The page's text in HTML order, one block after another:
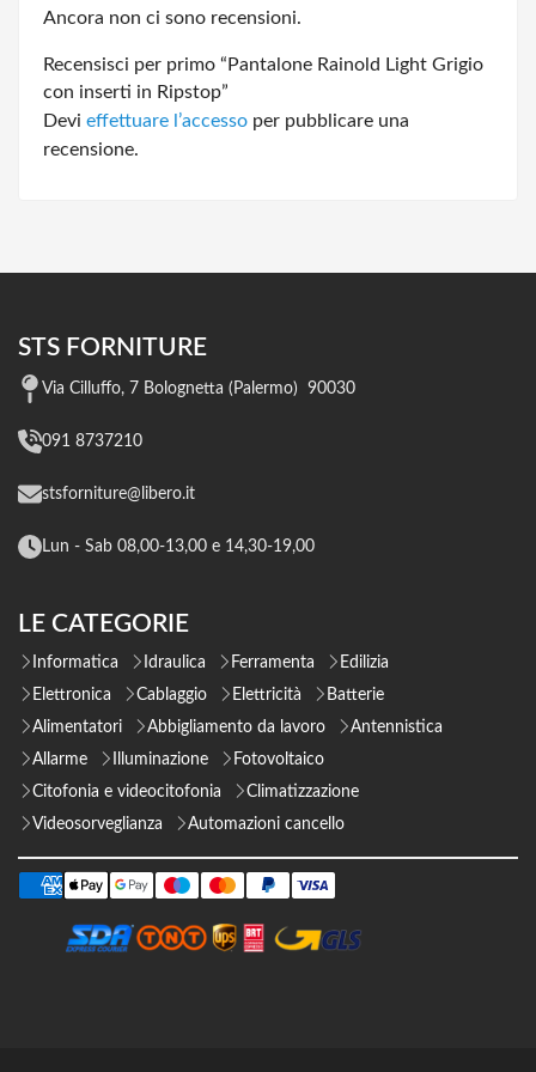
Ancora non ci sono recensioni.
Recensisci per primo “Pantalone Rainold Light Grigio
con inserti in Ripstop”
Devi effettuare l’accesso per pubblicare una
recensione.
STS FORNITURE
Via Cilluffo, 7 Bolognetta (Palermo) 90030
091 8737210
stsforniture@libero.it
Lun - Sab 08,00-13,00 e 14,30-19,00
LE CATEGORIE
Informatica Idraulica Ferramenta
Edilizia
Elettronica
Cablaggio Elettricità
Batterie
Alimentatori
Abbigliamento da lavoro
Antennistica
Allarme
Illuminazione
Fotovoltaico
Citofonia e videocitofonia
Climatizzazione
Videosorveglianza
Automazioni cancello